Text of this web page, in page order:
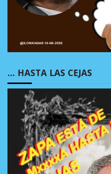
… HASTA LAS CEJAS